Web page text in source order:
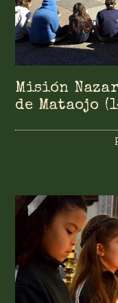
Misión
de Mataojo